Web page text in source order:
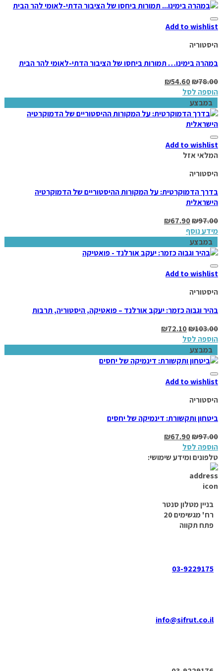
Add to wishlist
היסטוריה
במהרה בימינו… תמורות ביחסו של הציבור הדתי-לאומי להר הבית
₪78.00
₪54.60
הוספה לסל
במבצע
Add to wishlist
המלאי אזל
היסטוריה
בדרך הדמוקרטית: על המקורות ההיסטוריים של הדמוקרטיה
הישראלית
₪97.00
₪67.90
מידע נוסף
במבצע
Add to wishlist
היסטוריה
בהיר וגבוה כזמר: יעקב אורלנד – פואטיקה, היסטוריה, תרבות
₪103.00
₪72.10
הוספה לסל
במבצע
Add to wishlist
היסטוריה
ביטחון ותקשורת: דינמיקה של יחסים
₪97.00
₪67.90
הוספה לסל
טלפונים ומידע שימושי:
בניין מטלון סנטר
רח' מגשימים 20
פתח תקווה
03-9229175
info@sifrut.co.il